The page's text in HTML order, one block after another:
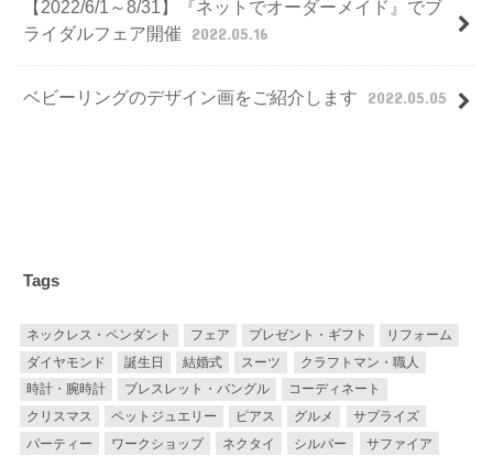
【2022/6/1～8/31】『ネットでオーダーメイド』でブ
ライダルフェア開催
2022.05.16
ベビーリングのデザイン画をご紹介します 2022.05.05
Tags
ネックレス・ペンダント フェア プレゼント・ギフト
リフォーム
ダイヤモンド
誕生日 結婚式 スーツ
クラフトマン・職人
時計・腕時計
ブレスレット・バングル
コーディネート
クリスマス
ペットジュエリー ピアス グルメ
サプライズ
パーティー
ワークショップ ネクタイ シルバー
サファイア